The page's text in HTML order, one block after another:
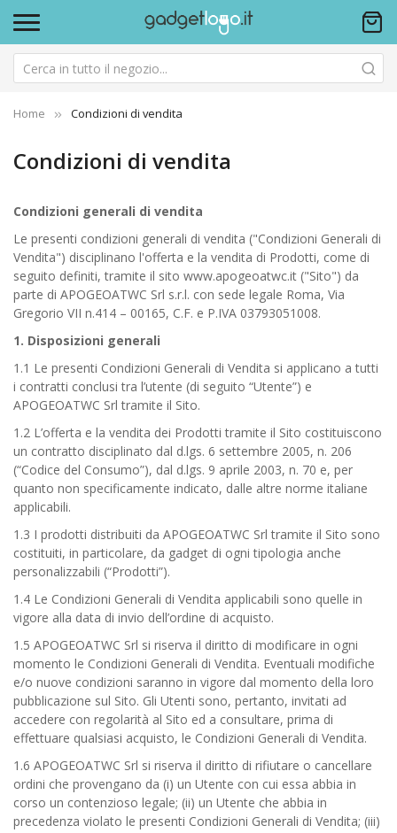
Home Condizioni di vendita
Condizioni di vendita
Condizioni generali di vendita
Le presenti condizioni generali di vendita ("Condizioni Generali di
Vendita") disciplinano l'offerta e la vendita di Prodotti, come di
seguito definiti, tramite il sito www.apogeoatwc.it ("Sito") da
parte di APOGEOATWC Srl s.r.l. con sede legale Roma, Via
Gregorio VII n.414 – 00165, C.F. e P.IVA 03793051008.
1. Disposizioni generali
1.1 Le presenti Condizioni Generali di Vendita si applicano a tutti
i contratti conclusi tra l’utente (di seguito “Utente”) e
APOGEOATWC Srl tramite il Sito.
1.2 L’offerta e la vendita dei Prodotti tramite il Sito costituiscono
un contratto disciplinato dal d.lgs. 6 settembre 2005, n. 206
(“Codice del Consumo”), dal d.lgs. 9 aprile 2003, n. 70 e, per
quanto non specificamente indicato, dalle altre norme italiane
applicabili.
1.3 I prodotti distribuiti da APOGEOATWC Srl tramite il Sito sono
costituiti, in particolare, da gadget di ogni tipologia anche
personalizzabili (“Prodotti”).
1.4 Le Condizioni Generali di Vendita applicabili sono quelle in
vigore alla data di invio dell’ordine di acquisto.
1.5 APOGEOATWC Srl si riserva il diritto di modificare in ogni
momento le Condizioni Generali di Vendita. Eventuali modifiche
e/o nuove condizioni saranno in vigore dal momento della loro
pubblicazione sul Sito. Gli Utenti sono, pertanto, invitati ad
accedere con regolarità al Sito ed a consultare, prima di
effettuare qualsiasi acquisto, le Condizioni Generali di Vendita.
1.6 APOGEOATWC Srl si riserva il diritto di rifiutare o cancellare
ordini che provengano da (i) un Utente con cui essa abbia in
corso un contenzioso legale; (ii) un Utente che abbia in
precedenza violato le presenti Condizioni Generali di Vendita; (iii)